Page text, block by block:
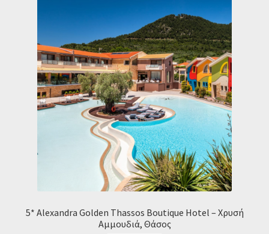
5* Alexandra Golden Thassos Boutique Hotel – Χρυσή
Αμμουδιά, Θάσος